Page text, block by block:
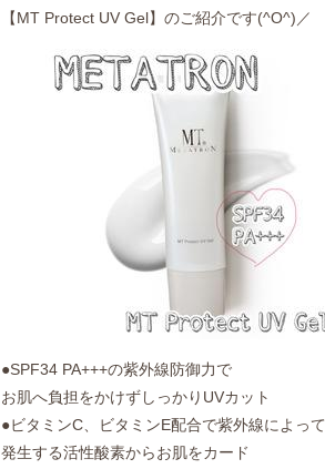
【MT Protect UV Gel】のご紹介です(^O^)／
●SPF34 PA+++の紫外線防御力で
お肌へ負担をかけずしっかりUVカット
●ビタミンC、ビタミンE配合で紫外線によって
発生する活性酸素からお肌をカード